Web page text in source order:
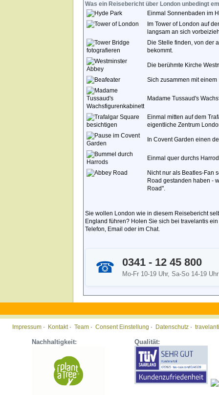
Was ein Reisebericht über London unbedingt
Einmal Sonnenbaden im
Im Tower of London auf
langsam an sich
Die Stelle finden, von der
bekommt.
Die berühmte Kirche
Sich zusammen mit
Madame Tussaud's
Einmal mitten auf dem
eigentliche Zentrum
In Covent Garden einen
Einmal quer durchs
Nicht nur als Beatles-Fan
Road gestanden haben -
Road".
Sie wollen London wie in diesem Reisebericht
England führen? Holen Sie sich bei travelantis
Telefon, Email oder im Chat.
☎ 0341 - 12 45 800
Mo-Fr 10-19 Uhr, Sa-So 14-19 Uhr
Impressum · Kontakt· Team · Consent Einstellung · Datenschutz ·
Nachhaltigkeit: Qualität: